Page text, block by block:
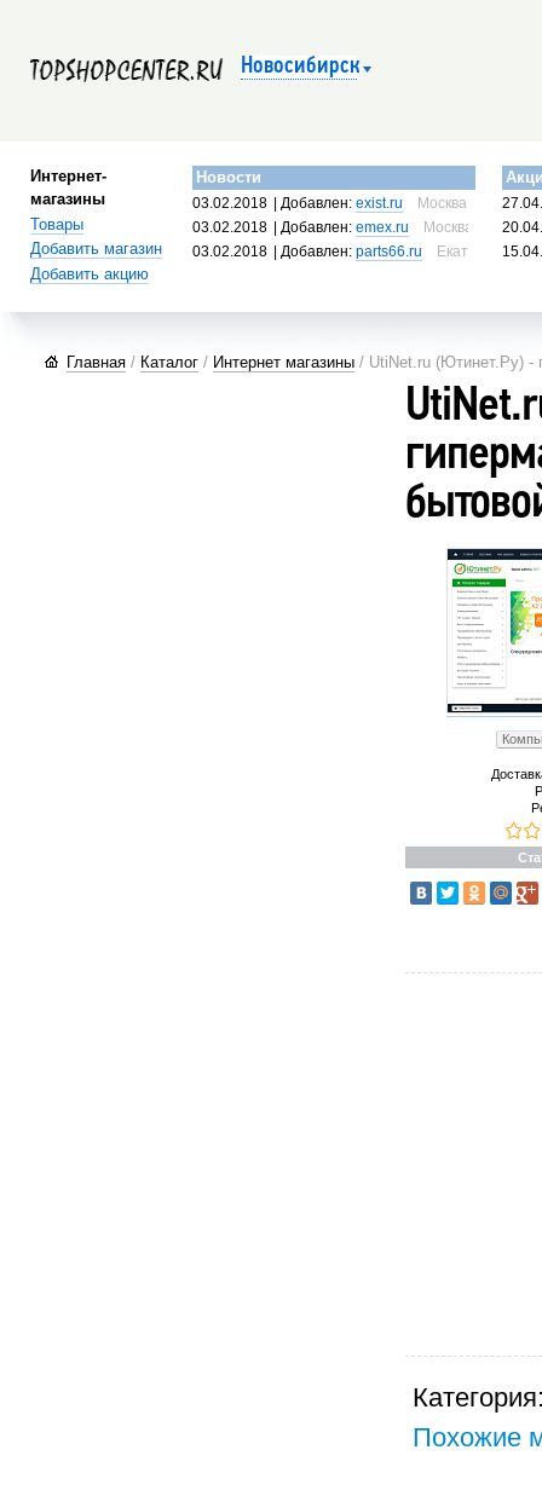
Новосибирск
Интернет-
магазины
Товары
Добавить магазин
Добавить акцию
Новости
03.02.2018 | Добавлен:exist.ru
Москва, Россия
03.02.2018
| Добавлен:emex.ru
Москва, Россия
03.02.2018
| Добавлен:parts66.ru Екатеринбург,
Главная / Каталог / Интернет магазины / UtiNet.ru (Ютинет.Ру) -
Похожие